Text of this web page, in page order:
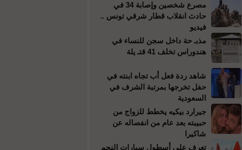
مصرع شخصين وإصابة 34 في
حادث انقلاب قطار شرقي تونس ..
فيديو
مذبـ حة داخل سجن للنساء في
هندوراس تخلف 41 قتـ يلة
شاهد ردة فعل أب تجاه ابنته في
حفل تخرجها بمرتبة الشرف في
السعودية
جيرارد بيكيه يخطط للزواج من
حبيبته بعد عام من انفصاله عن
شاكيرا
تعرف على أسطول سيارات النجم